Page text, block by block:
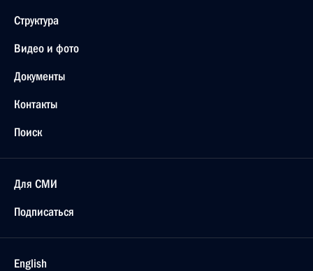
Структура
Видео и фото
Документы
Контакты
Поиск
Для СМИ
Подписаться
English